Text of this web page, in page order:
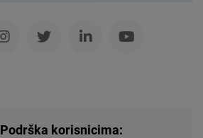
Podrška korisnicima: